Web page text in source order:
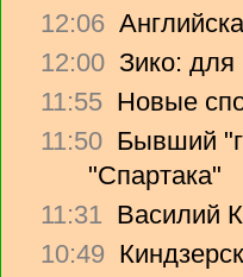
12:06
12:00 Зико:
11:55 Новые
11:50 Бывший
"Спартака"
11:31 Василий
10:49